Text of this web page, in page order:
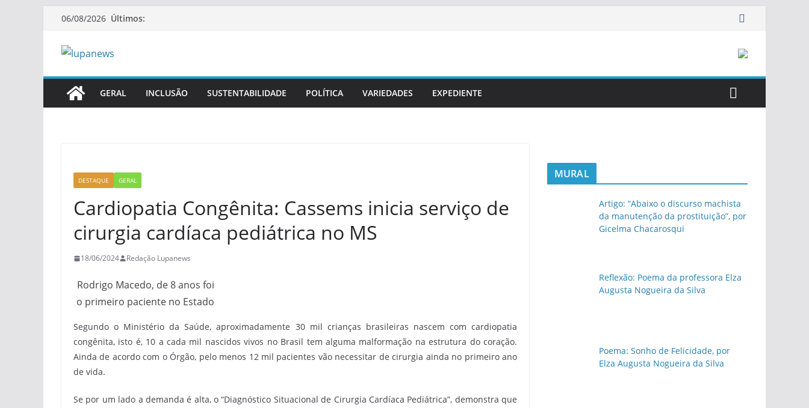
Pular06/08/2026 Últimos:
GERAL INCLUSÃO SUSTENTABILIDADE POLÍTICA VARIEDADES EXPEDIENTE
DESTAQUE GERAL
Cardiopatia Congênita: Cassems inicia serviço de
cirurgia cardíaca pediátrica no MS
18/06/2024 Redação Lupanews
Rodrigo Macedo, de 8 anos foi
o primeiro paciente no Estado
Segundo o Ministério da Saúde, aproximadamente 30 mil crianças brasileiras nascem com cardiopatia
congênita, isto é, 10 a cada mil nascidos vivos no Brasil tem alguma malformação na estrutura do coração.
Ainda de acordo com o Órgão, pelo menos 12 mil pacientes vão necessitar de cirurgia ainda no primeiro ano
de vida.
Se por um lado a demanda é alta, o “Diagnóstico Situacional de Cirurgia Cardíaca Pediátrica”, demonstra que
MURAL
Artigo: “Abaixo o discurso machista
da manutenção da prostituição”, por
Gicelma Chacarosqui
Reflexão: Poema da professora Elza
Augusta Nogueira da Silva
Poema: Sonho de Felicidade, por
Elza Augusta Nogueira da Silva